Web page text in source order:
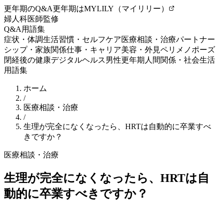
更年期のQ&A更年期はMYLILY（マイリリー）
婦人科医師監修
Q&A 用語集
症状・体調生活習慣・セルフケア医療相談・治療パートナー
シップ・家族関係仕事・キャリア美容・外見ペリメノポーズ
閉経後の健康デジタルヘルス男性更年期 人間関係・社会生活
用語集
ホーム
/
医療相談・治療
/
生理が完全になくなったら、HRTは自動的に卒業すべ
きですか？
医療相談・治療
生理が完全になくなったら、HRTは自
動的に卒業すべきですか？